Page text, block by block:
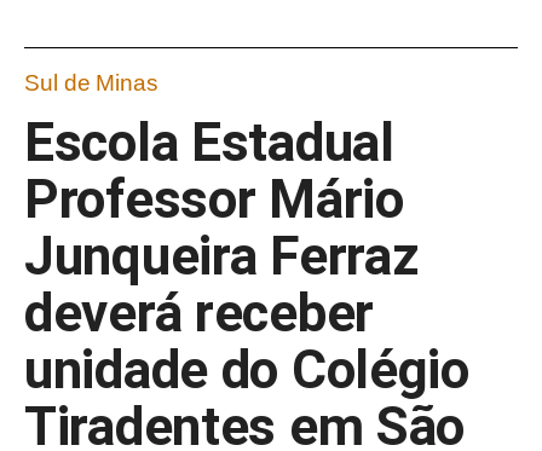
Sul de Minas
Escola Estadual
Professor Mário
Junqueira Ferraz
deverá receber
unidade do Colégio
Tiradentes em São